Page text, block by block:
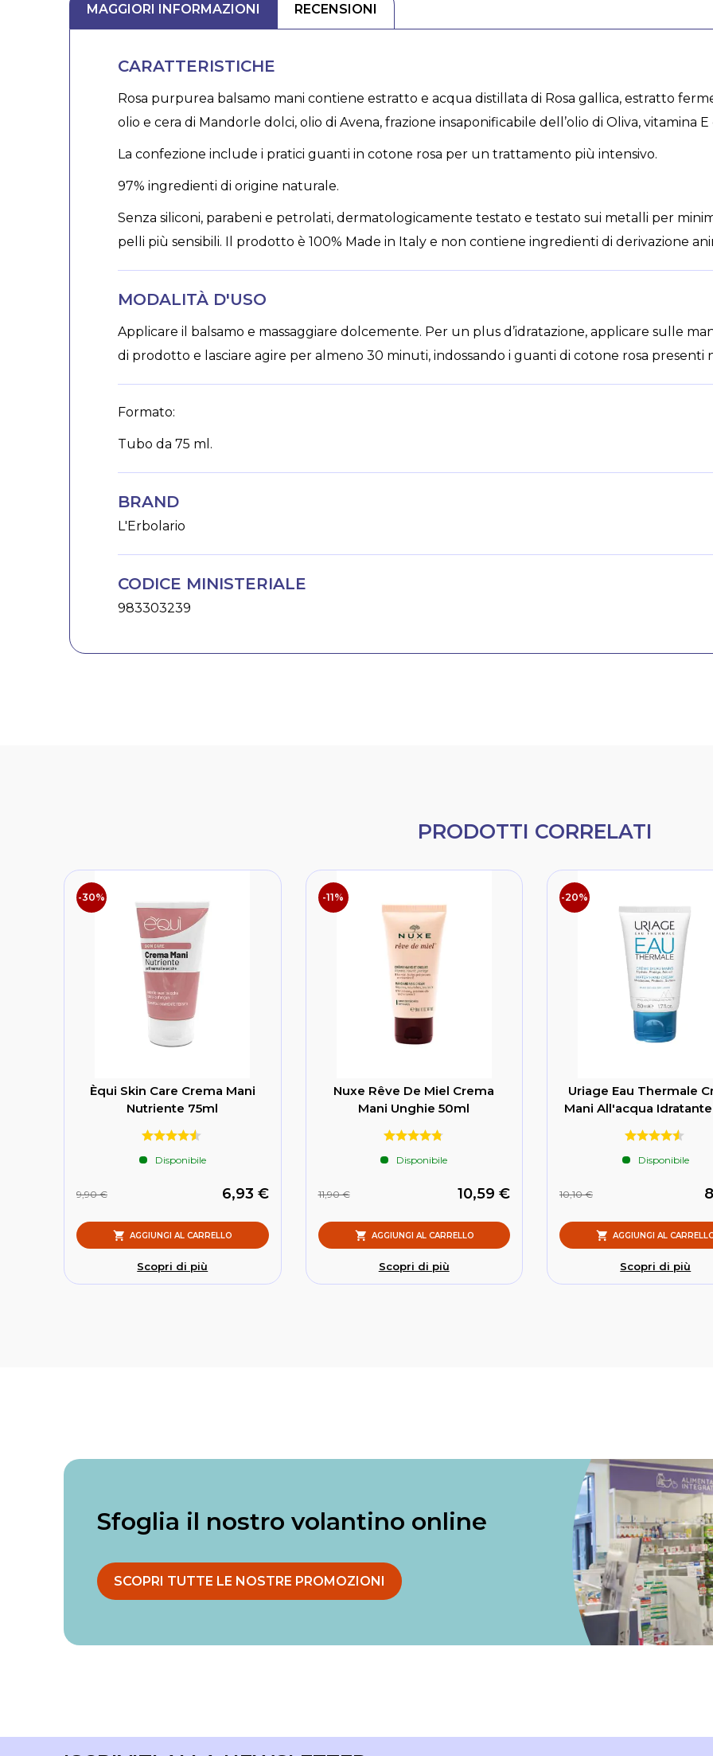
MAGGIORI INFORMAZIONI RECENSIONI
CARATTERISTICHE
Rosa purpurea balsamo mani contiene estratto e acqua distillata di Rosa gallica, estratto
olio e cera di Mandorle dolci, olio di Avena, frazione insaponificabile dell’olio di Oliva, vitamina E
La confezione include i pratici guanti in cotone rosa per un trattamento più intensivo.
97% ingredienti di origine naturale.
Senza siliconi, parabeni e petrolati, dermatologicamente testato e testato sui metalli per
pelli più sensibili. Il prodotto è 100% Made in Italy e non contiene ingredienti di derivazione
MODALITÀ D'USO
Applicare il balsamo e massaggiare dolcemente. Per un plus d’idratazione, applicare sulle
di prodotto e lasciare agire per almeno 30 minuti, indossando i guanti di cotone rosa presenti
Formato:
Tubo da 75 ml.
BRAND
L'Erbolario
CODICE MINISTERIALE
983303239
PRODOTTI CORRELATI
-30%
Èqui Skin Care Crema Mani
Nutriente 75ml
Disponibile
6,93 €
9,90 €
AGGIUNGI AL CARRELLO
Scopri di più
-11%
Nuxe Rêve De Miel Crema
Mani Unghie 50ml
Disponibile
10,59 €
11,90 €
AGGIUNGI AL CARRELLO
Scopri di più
-20%
Uriage Eau Thermale
Mani All'acqua
Disponibile
10,10 €
AGGIUNGI AL
Scopri di più
Sfoglia il nostro volantino online
SCOPRI TUTTE LE NOSTRE PROMOZIONI